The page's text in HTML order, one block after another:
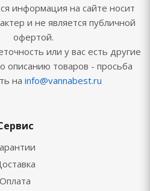
информация на сайте носит
и не является публичной
офертой.
или у вас есть другие
описанию товаров - просьба
на info@vannabest.ru
Оплата